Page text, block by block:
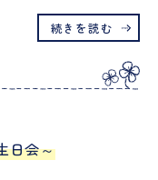
続きを読む
日会～